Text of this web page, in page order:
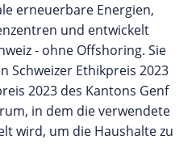
erneuerbare Energien,
und entwickelt
- ohne Offshoring. Sie
Schweizer Ethikpreis 2023
2023 des Kantons Genf
in dem die verwendete
wird, um die Haushalte zu